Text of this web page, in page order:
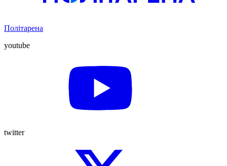
Політарена
youtube
twitter